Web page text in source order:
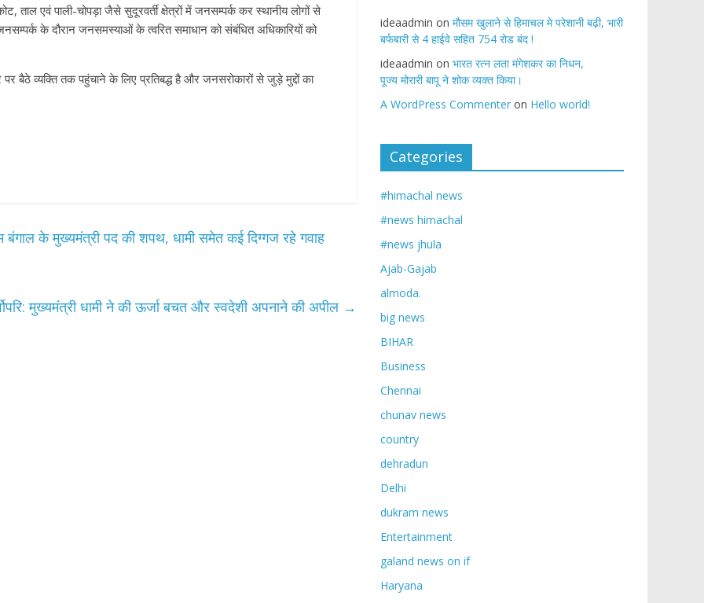
ताल एवं पाली-चोपड़ा जैसे सुदूरवर्ती क्षेत्रों में जनसम्पर्क कर स्थानीय लोगों से
के दौरान जनसमस्याओं के त्वरित समाधान को संबंधित अधिकारियों को
बैठे व्यक्ति तक पहुंचाने के लिए प्रतिबद्ध है और जनसरोकारों से जुड़े मुद्दों का
बंगाल के मुख्यमंत्री पद की शपथ, धामी समेत कई दिग्गज रहे गवाह
मुख्यमंत्री धामी ने की ऊर्जा बचत और स्वदेशी अपनाने की अपील →
ideaadmin on मौसम खुलाने से हिमाचल मे परेशानी बढ़ी, भारी
बर्फबारी से 4 हाईवे सहित 754 रोड बंद !
ideaadmin on भारत रत्न लता मंगेशकर का निधन,
पूज्य मोरारी बापू ने शोक व्यक्त किया।
A WordPress Commenter on Hello world!
Categories
#himachal news
#news himachal
#news jhula
Ajab-Gajab
almoda.
big news
BIHAR
Business
Chennai
chunav news
country
dehradun
Delhi
dukram news
Entertainment
galand news on if
Haryana